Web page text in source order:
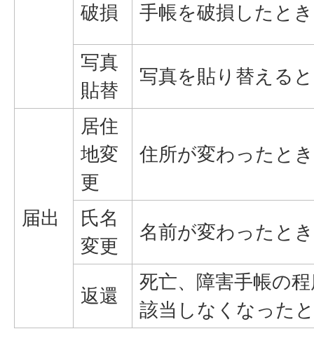
破損 手帳を破損したとき
写真
貼替
写真を貼り替える
届出
居住
地変
更
住所が変わったとき
氏名
変更
名前が変わったとき
返還
死亡、障害手帳の
該当しなくなった